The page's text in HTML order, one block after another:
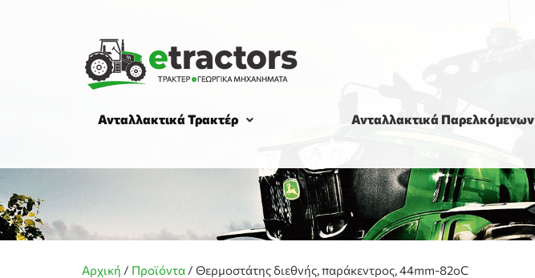
Ανταλλακτικά Τρακτέρ Ανταλλακτικά Παρελκόμενων
Αρχική / Προϊόντα / Θερμοστάτης διεθνής, παράκεντρος, 44mm-82οC